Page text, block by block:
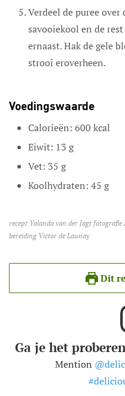
Verdeel de puree over
savooiekool en de
ernaast. Hak de gele
strooi eroverheen.
Voedingswaarde
Calorieën: 600 kcal
Eiwit: 13 g
Vet: 35 g
Koolhydraten: 45 g
recept Yolanda van der Jagt fotografie Eric van Lokven styling Cyn Ferdinandus
bereiding Victor de Launay
Dit
Ga je het
Mention